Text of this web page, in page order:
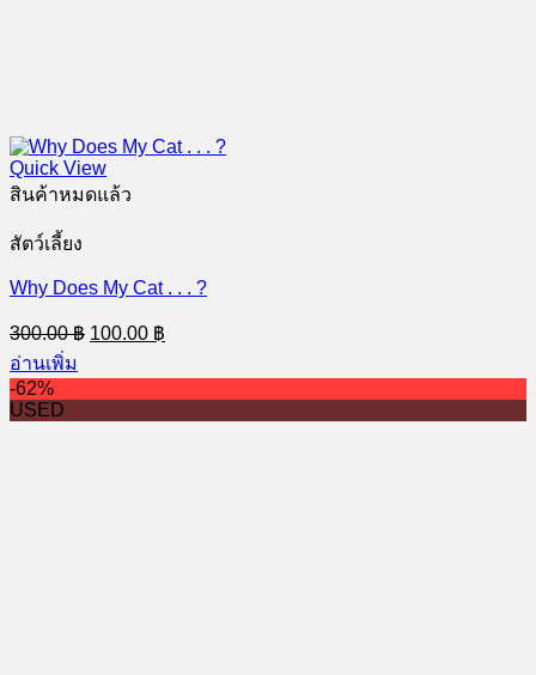
Quick View
สินค้าหมดแล้ว
สัตว์เลี้ยง
Why Does My Cat . . . ?
300.00฿ Original
price
300.00 ฿.
100.00 ฿
price
100.00 ฿.
อ่านเพิ่ม
-62%
USED